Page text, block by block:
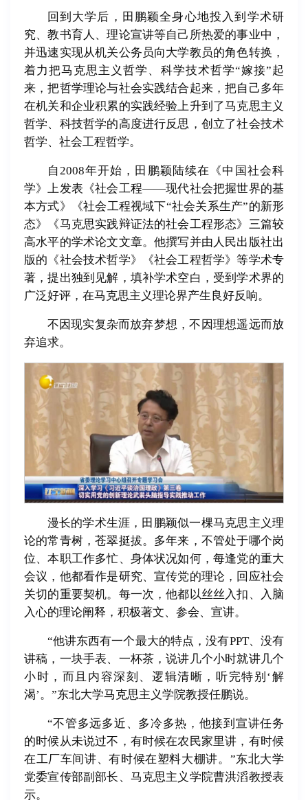
回到大学后，田鹏颖全身心地投入到学术研
究、教书育人、理论宣讲等自己所热爱的事业中，
并迅速实现从机关公务员向大学教员的角色转换，
着力把马克思主义哲学、科学技术哲学“嫁接”起
来，把哲学理论与社会实践结合起来，把自己多年
在机关和企业积累的实践经验上升到了马克思主义
哲学、科技哲学的高度进行反思，创立了社会技术
哲学、社会工程哲学。
自2008年开始，田鹏颖陆续在《中国社会科
学》上发表《社会工程——现代社会把握世界的基
本方式》《社会工程视域下“社会关系生产”的新形
态》《马克思实践辩证法的社会工程形态》三篇较
高水平的学术论文文章。他撰写并由人民出版社出
版的《社会技术哲学》《社会工程哲学》等学术专
著，提出独到见解，填补学术空白，受到学术界的
广泛好评，在马克思主义理论界产生良好反响。
不因现实复杂而放弃梦想，不因理想遥远而放
弃追求。
漫长的学术生涯，田鹏颖似一棵马克思主义理
论的常青树，苍翠挺拔。多年来，不管处于哪个岗
位、本职工作多忙、身体状况如何，每逢党的重大
会议，他都看作是研究、宣传党的理论，回应社会
关切的重要契机。每一次，他都以丝丝入扣、入脑
入心的理论阐释，积极著文、参会、宣讲。
“他讲东西有一个最大的特点，没有PPT、没有
讲稿，一块手表、一杯茶，说讲几个小时就讲几个
小时，而且内容深刻、逻辑清晰，听完特别‘解
渴’。”东北大学马克思主义学院教授任鹏说。
“不管多远多近、多冷多热，他接到宣讲任务
的时候从未说过不，有时候在农民家里讲，有时候
在工厂车间讲、有时候在塑料大棚讲。”东北大学
党委宣传部副部长、马克思主义学院曹洪滔教授表
示。